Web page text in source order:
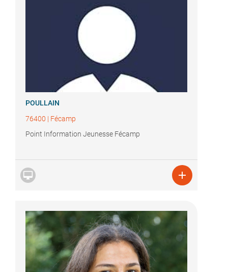
POULLAIN
76400 | Fécamp
Point Information Jeunesse Fécamp
 